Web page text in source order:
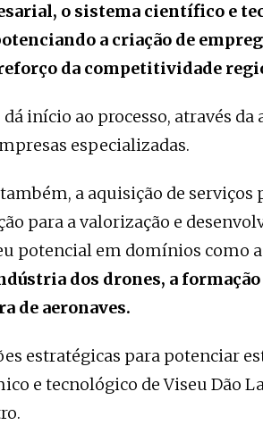
o sistema científico e
a criação de
da competitividade
início ao processo, através
especializadas.
a aquisição de serviços
para a valorização e
potencial em domínios como a
dos drones, a formação
de aeronaves.
estratégicas para potenciar
e tecnológico de Viseu Dão